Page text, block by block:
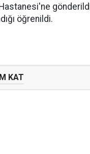
öğrenildi.
KAT